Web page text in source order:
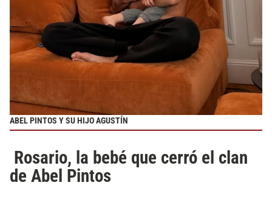
ABEL PINTOS Y SU HIJO AGUSTÍN
Rosario, la bebé que cerró el clan
de Abel Pintos